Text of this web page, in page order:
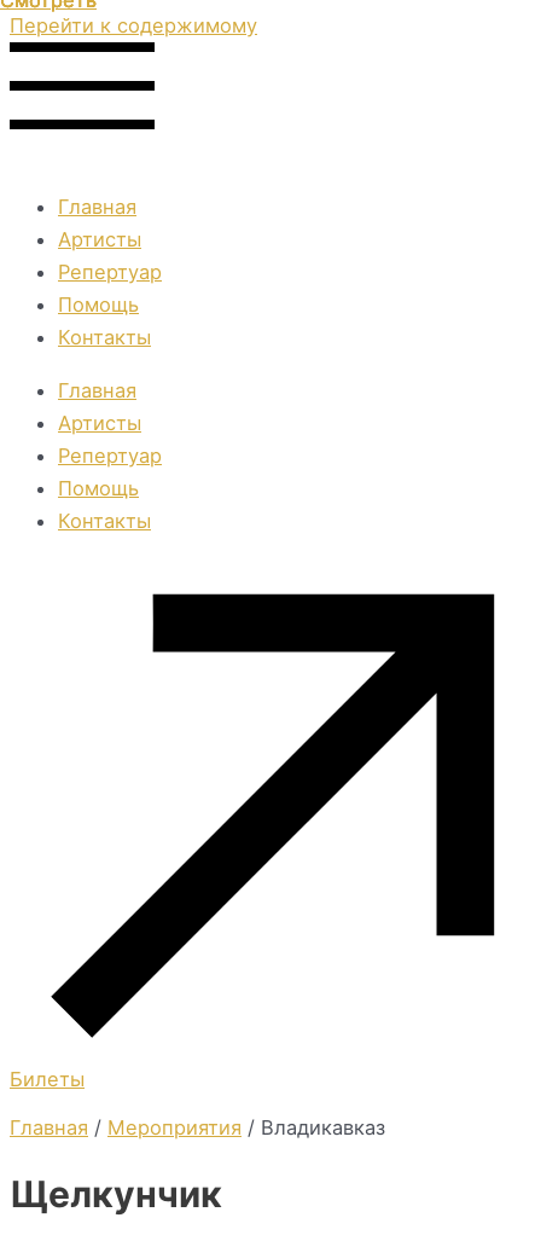
Перейти к содержимому
Главная
Артисты
Репертуар
Помощь
Контакты
Главная
Артисты
Репертуар
Помощь
Контакты
Билеты
Главная / Мероприятия / Владикавказ
Щелкунчик